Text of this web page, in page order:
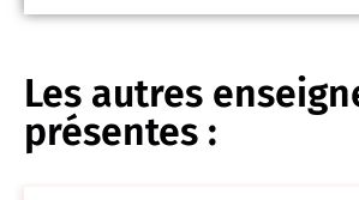
Les autres
présentes :